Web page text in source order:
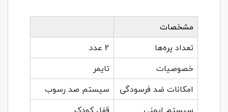
مشخصات
تعداد پره‌ها
2 عدد
خصوصیات
تایمر
امکانات ضد فرسودگی
سیستم صد رسوب